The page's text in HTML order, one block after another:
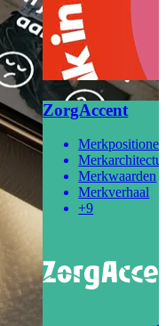
ZorgAccent
Merkwaarden
Merkverhaal
+9